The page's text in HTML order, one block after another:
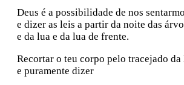
Deus é a possibilidade de nos
e dizer as leis a partir da noite das
e da lua e da lua de frente.
Recortar o teu corpo pelo tracejado
e puramente dizer